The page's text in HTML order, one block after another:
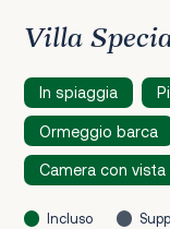
Villa
In spiaggia
Ormeggio barca
Camera con vista
Incluso